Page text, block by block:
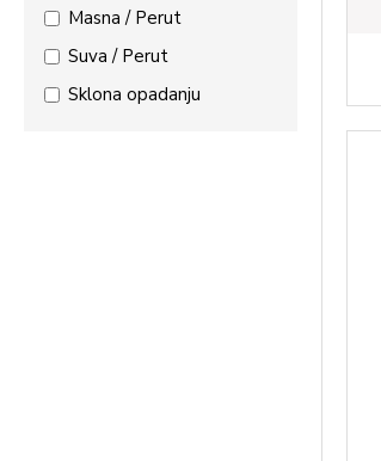
HEALTH AID
Masna / Perut
Suva / Perut
Sklona opadanju